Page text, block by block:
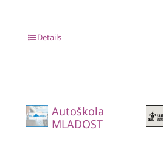
Details
Autoškola
MLADOST